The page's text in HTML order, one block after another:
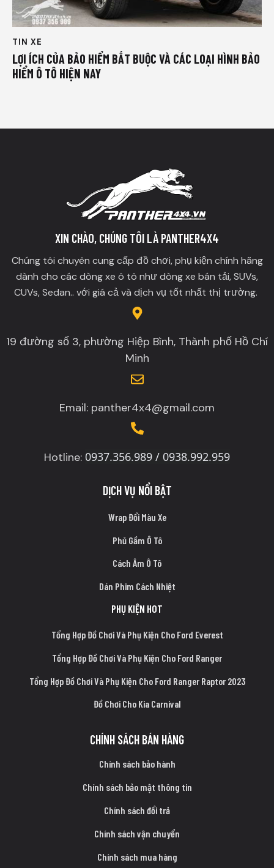
TIN XE
LỢI ÍCH CỦA BẢO HIỂM BẮT BUỘC VÀ CÁC LOẠI HÌNH BẢO
HIỂM Ô TÔ HIỆN NAY
XIN CHÀO, CHÚNG TÔI LÀ PANTHER4X4
Chúng tôi chuyên cung cấp đồ chơi, phụ kiện chính hãng
dành cho các dòng xe ô tô như dòng xe bán tải, SUVs,
CUVs, Sedan.. với giá cả và dịch vụ tốt nhất thị trường.
19 đường số 3, phường Hiệp Bình, Thành phố Hồ Chí
Minh
Email: panther4x4@gmail.com
Hotline: 0937.356.989 / 0938.992.959
DỊCH VỤ NỔI BẬT
Wrap Đổi Màu Xe
Phủ Gầm Ô Tô
Cách Âm Ô Tô
Dán Phim Cách Nhiệt
PHỤ KIỆN HOT
Tổng Hợp Đồ Chơi Và Phụ Kiện Cho Ford Everest
Tổng Hợp Đồ Chơi Và Phụ Kiện Cho Ford Ranger
Tổng Hợp Đồ Chơi Và Phụ Kiện Cho Ford Ranger Raptor 2023
Đồ Chơi Cho Kia Carnival
CHÍNH SÁCH BÁN HÀNG
Chính sách bảo hành
Chính sách bảo mật thông tin
Chính sách đổi trả
Chính sách vận chuyển
Chính sách mua hàng